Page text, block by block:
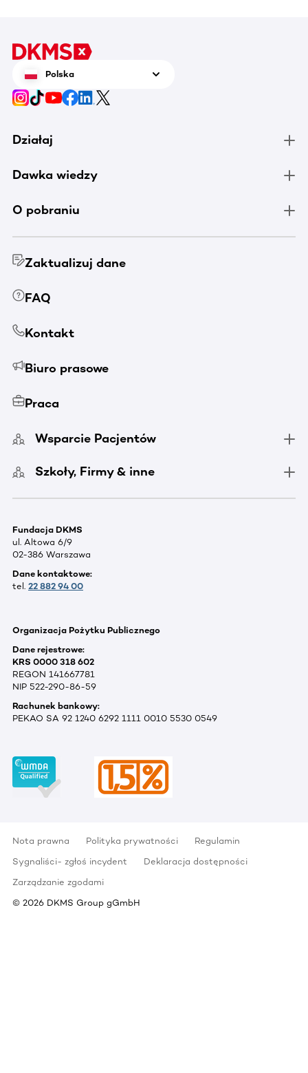
Polska
Działaj
Dawka wiedzy
O pobraniu
Zaktualizuj dane
FAQ
Kontakt
Biuro prasowe
Praca
Wsparcie Pacjentów
Szkoły, Firmy & inne
Fundacja DKMS
ul. Altowa 6/9
02-386 Warszawa
Dane kontaktowe:
tel. 22 882 94 00
Organizacja Pożytku Publicznego
Dane rejestrowe:
KRS 0000 318 602
REGON 141667781
NIP 522-290-86-59
Rachunek bankowy:
PEKAO SA 92 1240 6292 1111 0010 5530 0549
Nota prawna Polityka prywatności
Regulamin
Sygnaliści- zgłoś incydent
Deklaracja dostępności
Zarządzanie zgodami
© 2026 DKMS Group gGmbH